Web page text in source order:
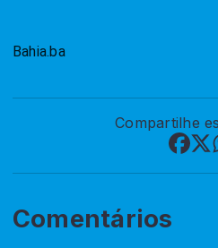
Bahia.ba
Compartilhe
Comentários